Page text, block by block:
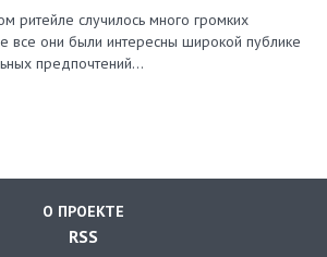
ритейле случилось много громких
все они были интересны широкой публике
предпочтений…
О ПРОЕКТЕ
RSS